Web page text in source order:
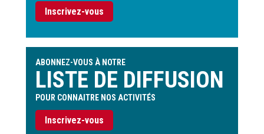
Inscrivez-vous
ABONNEZ-VOUS À NOTRE
LISTE DE DIFFUSION
POUR CONNAITRE NOS ACTIVITÉS
Inscrivez-vous